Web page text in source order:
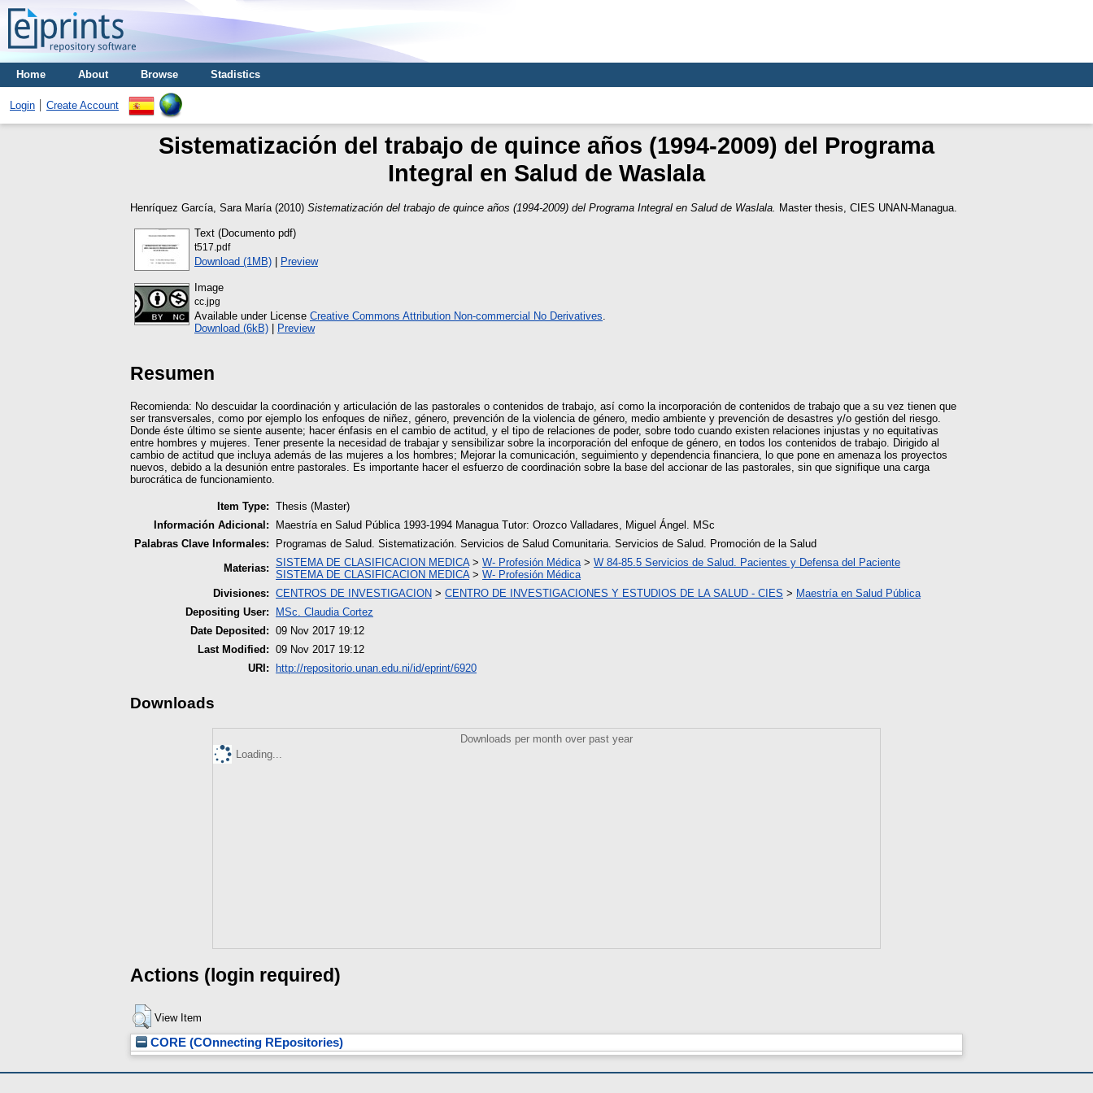
Home About Browse Stadistics
Login Create Account
Sistematización del trabajo de quince años (1994-2009) del Programa
Integral en Salud de Waslala
Henríquez García, Sara María (2010) Sistematización del trabajo de quince años (1994-2009) del Programa Integral en Salud de Waslala. Master thesis, CIES UNAN-Managua.
Text (Documento pdf)
t517.pdf
Download (1MB) | Preview
Image
cc.jpg
Available under License Creative Commons Attribution Non-commercial No Derivatives
Download (6kB) | Preview
Resumen
Recomienda: No descuidar la coordinación y articulación de las pastorales o contenidos de trabajo, así como la incorporación de contenidos de trabajo que a su vez tienen que
ser transversales, como por ejemplo los enfoques de niñez, género, prevención de la violencia de género, medio ambiente y prevención de desastres y/o gestión del riesgo.
Donde éste último se siente ausente; hacer énfasis en el cambio de actitud, y el tipo de relaciones de poder, sobre todo cuando existen relaciones injustas y no equitativas
entre hombres y mujeres. Tener presente la necesidad de trabajar y sensibilizar sobre la incorporación del enfoque de género, en todos los contenidos de trabajo. Dirigido al
cambio de actitud que incluya además de las mujeres a los hombres; Mejorar la comunicación, seguimiento y dependencia financiera, lo que pone en amenaza los proyectos
nuevos, debido a la desunión entre pastorales. Es importante hacer el esfuerzo de coordinación sobre la base del accionar de las pastorales, sin que signifique una carga
burocrática de funcionamiento.
Item Type: Thesis (Master)
Información Adicional:
Maestría en Salud Pública 1993-1994 Managua Tutor: Orozco Valladares, Miguel Ángel. MSc
Palabras Clave Informales:
Programas de Salud. Sistematización. Servicios de Salud Comunitaria. Servicios de Salud. Promoción de la Salud
Materias: SISTEMA DE CLASIFICACION MEDICA> W- Profesión Médica > W 84-85.5 Servicios de Salud. Pacientes y Defensa del Paciente
SISTEMA DE CLASIFICACION MEDICA> W- Profesión Médica
Divisiones: CENTROS DE INVESTIGACION > CENTRO DE INVESTIGACIONES Y ESTUDIOS DE LA SALUD - CIES > Maestría en Salud Pública
Depositing User:
MSc. Claudia Cortez
Date Deposited: 09 Nov 2017 19:12
Last Modified: 09 Nov 2017 19:12
URI:
http://repositorio.unan.edu.ni/id/eprint/6920
Downloads
Downloads per month over past year
Loading...
Actions (login required)
View Item
CORE (COnnecting REpositories)